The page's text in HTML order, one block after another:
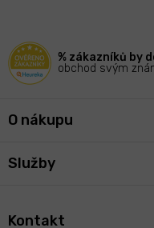
% zákazníků by
obchod svým
O nákupu
Služby
Kontakt